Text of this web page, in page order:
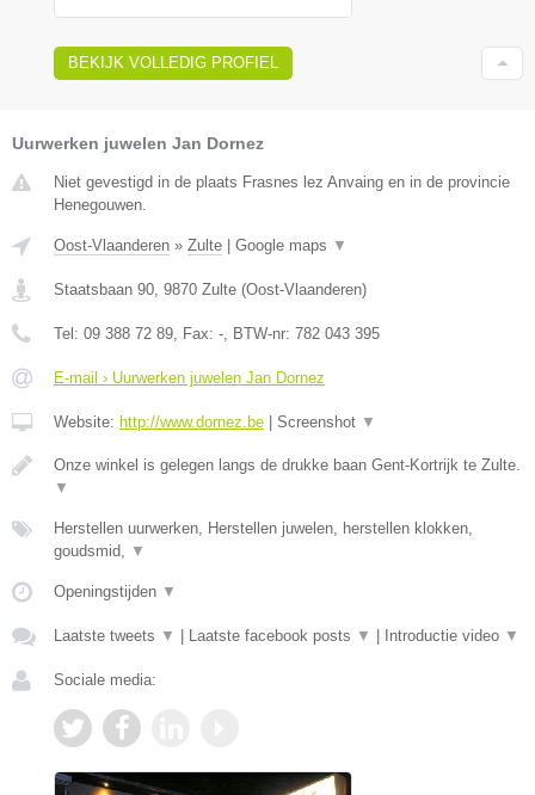
BEKIJK VOLLEDIG PROFIEL
Uurwerken juwelen Jan Dornez
Niet gevestigd in de plaats Frasnes lez Anvaing en in de provincie
Henegouwen.
Oost-Vlaanderen » Zulte Google maps ▼
Staatsbaan 90, 9870 Zulte (Oost-Vlaanderen)
Tel: 09 388 72 89, Fax: -, BTW-nr: 782 043 395
E-mail › Uurwerken juwelen Jan Dornez
Website: http://www.dornez.be Screenshot ▼
Onze winkel is gelegen langs de drukke baan Gent-Kortrijk te Zulte.
▼
Herstellen uurwerken, Herstellen juwelen, herstellen klokken,
goudsmid, ▼
Openingstijden ▼
Laatste tweets ▼ Laatste facebook posts ▼ Introductie video ▼
Sociale media: